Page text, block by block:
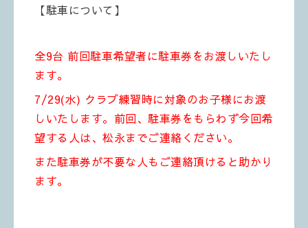
【駐車について】
全9台 前回駐車希望者に駐車券をお渡しいたし
ます。
7/29(水) クラブ練習時に対象のお子様にお渡
しいたします。前回、駐車券をもらわず今回希
望する人は、松永までご連絡ください。
また駐車券が不要な人もご連絡頂けると助かり
ます。